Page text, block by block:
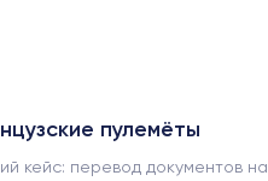
пулемёты
кейс: перевод документов на